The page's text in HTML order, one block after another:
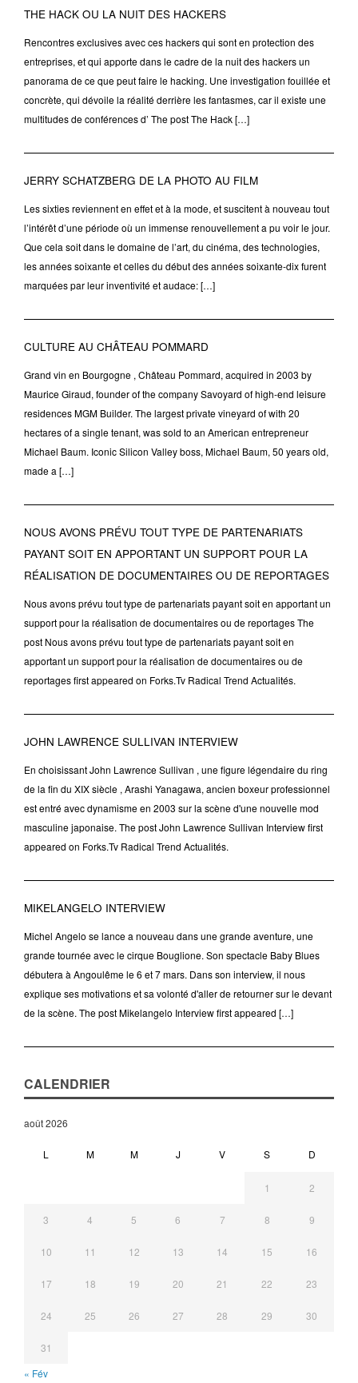
THE HACK OU LA NUIT DES HACKERS
Rencontres exclusives avec ces hackers qui sont en protection des
entreprises, et qui apporte dans le cadre de la nuit des hackers un
panorama de ce que peut faire le hacking. Une investigation fouillée et
concrète, qui dévoile la réalité derrière les fantasmes, car il existe une
multitudes de conférences d’ The post The Hack […]
JERRY SCHATZBERG DE LA PHOTO AU FILM
Les sixties reviennent en effet et à la mode, et suscitent à nouveau tout
l’intérêt d’une période où un immense renouvellement a pu voir le jour.
Que cela soit dans le domaine de l’art, du cinéma, des technologies,
les années soixante et celles du début des années soixante-dix furent
marquées par leur inventivité et audace: […]
CULTURE AU CHÂTEAU POMMARD
Grand vin en Bourgogne , Château Pommard, acquired in 2003 by
Maurice Giraud, founder of the company Savoyard of high-end leisure
residences MGM Builder. The largest private vineyard of with 20
hectares of a single tenant, was sold to an American entrepreneur
Michael Baum. Iconic Silicon Valley boss, Michael Baum, 50 years old,
made a […]
NOUS AVONS PRÉVU TOUT TYPE DE PARTENARIATS
PAYANT SOIT EN APPORTANT UN SUPPORT POUR LA
RÉALISATION DE DOCUMENTAIRES OU DE REPORTAGES
Nous avons prévu tout type de partenariats payant soit en apportant un
support pour la réalisation de documentaires ou de reportages The
post Nous avons prévu tout type de partenariats payant soit en
apportant un support pour la réalisation de documentaires ou de
reportages first appeared on Forks.Tv Radical Trend Actualités.
JOHN LAWRENCE SULLIVAN INTERVIEW
En choisissant John Lawrence Sullivan , une figure légendaire du ring
de la fin du XIX siècle , Arashi Yanagawa, ancien boxeur professionnel
est entré avec dynamisme en 2003 sur la scène d'une nouvelle mod
masculine japonaise. The post John Lawrence Sullivan Interview first
appeared on Forks.Tv Radical Trend Actualités.
MIKELANGELO INTERVIEW
Michel Angelo se lance a nouveau dans une grande aventure, une
grande tournée avec le cirque Bouglione. Son spectacle Baby Blues
débutera à Angoulême le 6 et 7 mars. Dans son interview, il nous
explique ses motivations et sa volonté d'aller de retourner sur le devant
de la scène. The post Mikelangelo Interview first appeared […]
CALENDRIER
août 2026
L M M J V S D
1 2
3 4 5 6 7 8 9
10 11 12 13 14 15 16
17 18 19 20 21 22 23
24 25 26 27 28 29 30
31
« Fév